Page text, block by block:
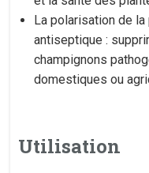
La polarisation de
antiseptique :
champignons
domestiques ou
Utilisation